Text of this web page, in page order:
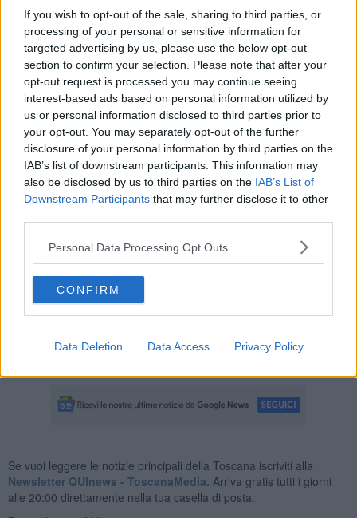
If you wish to opt-out of the sale, sharing to third parties, or
processing of your personal or sensitive information for
targeted advertising by us, please use the below opt-out
section to confirm your selection. Please note that after your
opt-out request is processed you may continue seeing
interest-based ads based on personal information utilized by
us or personal information disclosed to third parties prior to
your opt-out. You may separately opt-out of the further
disclosure of your personal information by third parties on the
IAB’s list of downstream participants. This information may
also be disclosed by us to third parties on the IAB’s List of
Downstream Participants that may further disclose it to other
Personal Data Processing Opt Outs
CONFIRM
Data Deletion Data Access Privacy Policy
prestiti (Cdp) all'Autorità di Sistema Portuale del Mar Ligure
Orientale per rendere il porto di Marina di Carrara più sostenibile e
più sicuro e per intervenire sul waterfront dell'area portuale: la
notizia arriva oggi ed è un passo avanti consistente nella
riqualificazione dello scalo apuano.
Con le risorse in arrivo si prevede di migliorare il porto a livello sia
funzionale - con qualificazione dell'accessibilità ad esempio - che a
livello ambientale così da produrre un riverbero positivo anche sullo
sviluppo dell'indotto commerciale e turistico sul territorio e sul fronte
occupazionale.
ponente, con la nuova piazza ad affaccio diretto sul mare. L'area
circostante il porto vedrà poi interventi di carattere infrastrutturale,
sulla viabilità, e ambientale con inserimento di vegetazione ed
elementi rocciosi. Intanto il porto di Marina di Carrara cresce: nel
2021 ha visto un incremento del traffico di merci di circa il 32%
movimentate, mentre il settore container ha superato i 100.000 Teu
Se vuoi leggere le notizie principali della Toscana iscriviti alla
Newsletter QUInews - ToscanaMedia. Arriva gratis tutti i giorni
alle 20:00 direttamente nella tua casella di posta.